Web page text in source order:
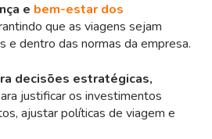
e bem-estar dos
que as viagens sejam
e dentro das normas da empresa.
decisões estratégicas,
justificar os investimentos
ajustar políticas de viagem e